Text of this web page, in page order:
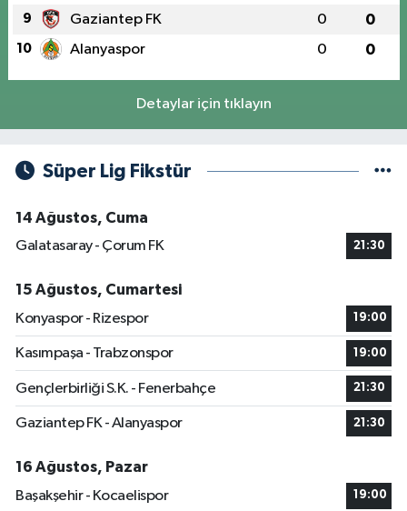
9 Gaziantep FK 0 0
10 Alanyaspor 0 0
Detaylar için tıklayın
Süper Lig Fikstür
14 Ağustos, Cuma
Galatasaray - Çorum FK
21:30
15 Ağustos, Cumartesi
Konyaspor - Rizespor
19:00
Kasımpaşa - Trabzonspor 19:00
Gençlerbirliği S.K. - Fenerbahçe 21:30
Gaziantep FK - Alanyaspor 21:30
16 Ağustos, Pazar
Başakşehir - Kocaelispor
19:00